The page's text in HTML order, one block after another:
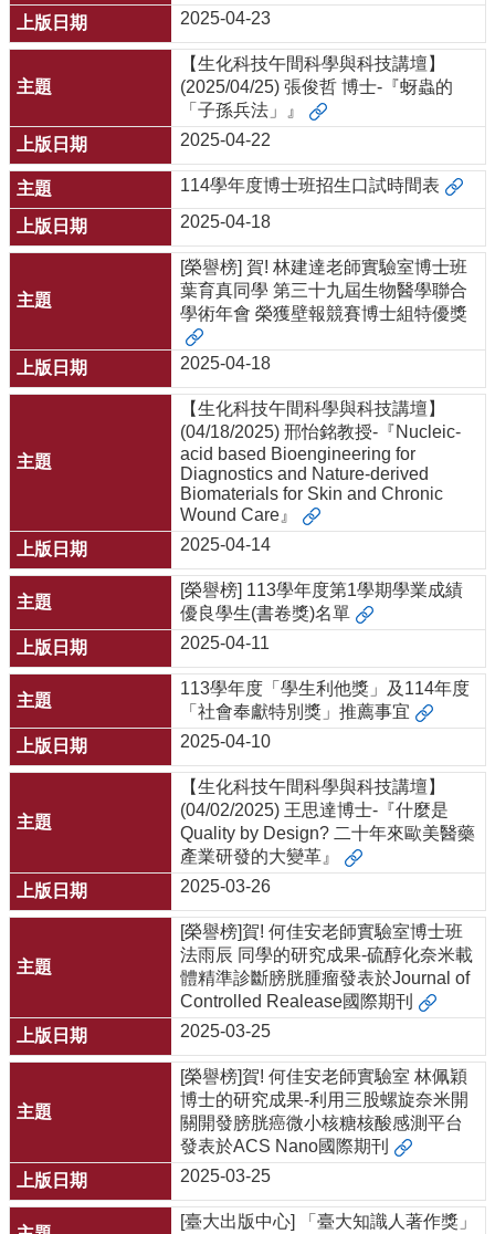
2025-04-23
【生化科技午間科學與科技講壇】
(2025/04/25) 張俊哲 博士-『蚜蟲的
「子孫兵法」』
2025-04-22
114學年度博士班招生口試時間表
2025-04-18
[榮譽榜] 賀! 林建達老師實驗室博士班
葉育真同學 第三十九屆生物醫學聯合
學術年會 榮獲壁報競賽博士組特優獎
2025-04-18
【生化科技午間科學與科技講壇】
(04/18/2025) 邢怡銘教授-『Nucleic-
acid based Bioengineering for
Diagnostics and Nature-derived
Biomaterials for Skin and Chronic
Wound Care』
2025-04-14
[榮譽榜] 113學年度第1學期學業成績
優良學生(書卷獎)名單
2025-04-11
113學年度「學生利他獎」及114年度
「社會奉獻特別獎」推薦事宜
2025-04-10
【生化科技午間科學與科技講壇】
(04/02/2025) 王思達博士-『什麼是
Quality by Design? 二十年來歐美醫藥
產業研發的大變革』
2025-03-26
[榮譽榜]賀! 何佳安老師實驗室博士班
法雨辰 同學的研究成果-硫醇化奈米載
體精準診斷膀胱腫瘤發表於Journal of
Controlled Realease國際期刊
2025-03-25
[榮譽榜]賀! 何佳安老師實驗室 林佩穎
博士的研究成果-利用三股螺旋奈米開
關開發膀胱癌微小核糖核酸感測平台
發表於ACS Nano國際期刊
2025-03-25
[臺大出版中心] 「臺大知識人著作獎」